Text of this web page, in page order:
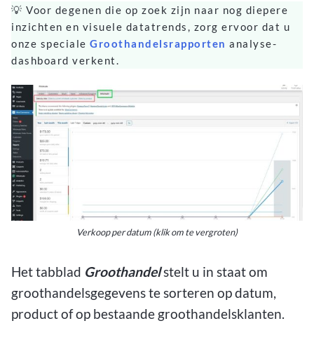
💡 Voor degenen die op zoek zijn naar nog diepere
inzichten en visuele datatrends, zorg ervoor dat u
onze speciale Groothandelsrapporten analyse-
dashboard verkent.
Verkoop per datum (klik om te vergroten)
Het tabblad Groothandelstelt u in staat om
groothandelsgegevens te sorteren op datum,
product of op bestaande groothandelsklanten.